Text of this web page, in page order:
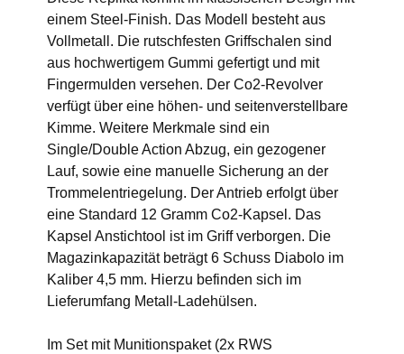
einem Steel-Finish. Das Modell besteht aus
Vollmetall. Die rutschfesten Griffschalen sind
aus hochwertigem Gummi gefertigt und mit
Fingermulden versehen. Der Co2-Revolver
verfügt über eine höhen- und seitenverstellbare
Kimme. Weitere Merkmale sind ein
Single/Double Action Abzug, ein gezogener
Lauf, sowie eine manuelle Sicherung an der
Trommelentriegelung. Der Antrieb erfolgt über
eine Standard 12 Gramm Co2-Kapsel. Das
Kapsel Anstichtool ist im Griff verborgen. Die
Magazinkapazität beträgt 6 Schuss Diabolo im
Kaliber 4,5 mm. Hierzu befinden sich im
Lieferumfang Metall-Ladehülsen.
Im Set mit Munitionspaket (2x RWS